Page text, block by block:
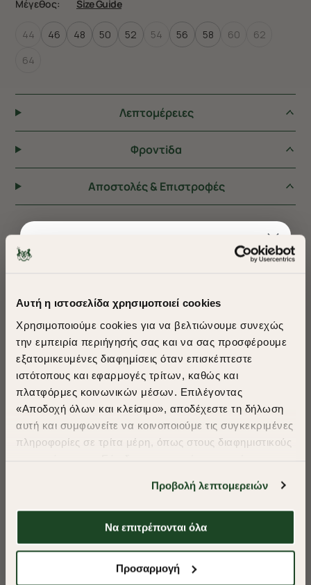
Αυτή η ιστοσελίδα χρησιμοποιεί cookies
Χρησιμοποιούμε cookies για να βελτιώνουμε συνεχώς
την εμπειρία περιήγησής σας και να σας προσφέρουμε
εξατομικευμένες διαφημίσεις όταν επισκέπτεστε
ιστότοπους και εφαρμογές τρίτων, καθώς και
πλατφόρμες κοινωνικών μέσων. Επιλέγοντας
«Αποδοχή όλων και κλείσιμο», αποδέχεστε τη δήλωση
αυτή και συμφωνείτε να κοινοποιούμε τις συγκεκριμένες
πληροφορίες σε τρίτα μέρη, όπως στους διαφημιστικούς
απαιτούμενα cookies» και θα περιοριστούμε
στα cookies και τις τεχνολογίες που είναι απολύτως
απαραίτητα για την ασφαλή απόδοση και
λειτουργικότητα της ιστοσελίδας μας. Ωστόσο, λάβετε
θα μπορούμε να συλλέξουμε πληροφορίες που θα
Προβολή λεπτομερειών
Να επιτρέπονται όλα
Προσαρμογή
Μέγεθος: Size Guide
44 46 48 50 52 54 56 58 60
62
64
Λεπτομέρειες
Φροντiδα
Αποστολές & Επιστροφές
ΠΡΟΤΕΙΝΟΥΜΕ ΓΙΑ ΕΣΑΣ
ΠΑΝΤΕΛΟΝΙ DENIM 5-POCKET REGULAR FIT
​
A Season of Style
SUMMER SALE
Shop Now